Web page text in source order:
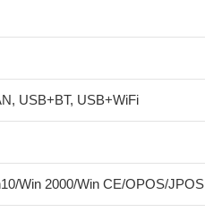
USB+BT, USB+WiFi
Win 2000/Win CE/OPOS/JPOS